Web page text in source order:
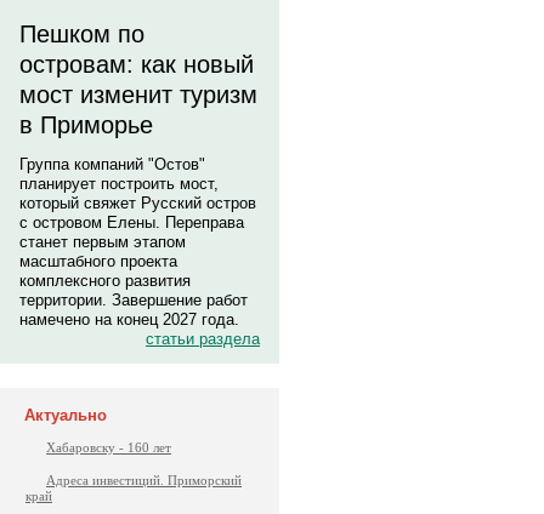
Пешком по
островам: как новый
мост изменит туризм
в Приморье
Группа компаний "Остов"
планирует построить мост,
который свяжет Русский остров
с островом Елены. Переправа
станет первым этапом
масштабного проекта
комплексного развития
территории. Завершение работ
намечено на конец 2027 года.
статьи раздела
Актуально
Хабаровску - 160 лет
Адреса инвестиций. Приморский
край